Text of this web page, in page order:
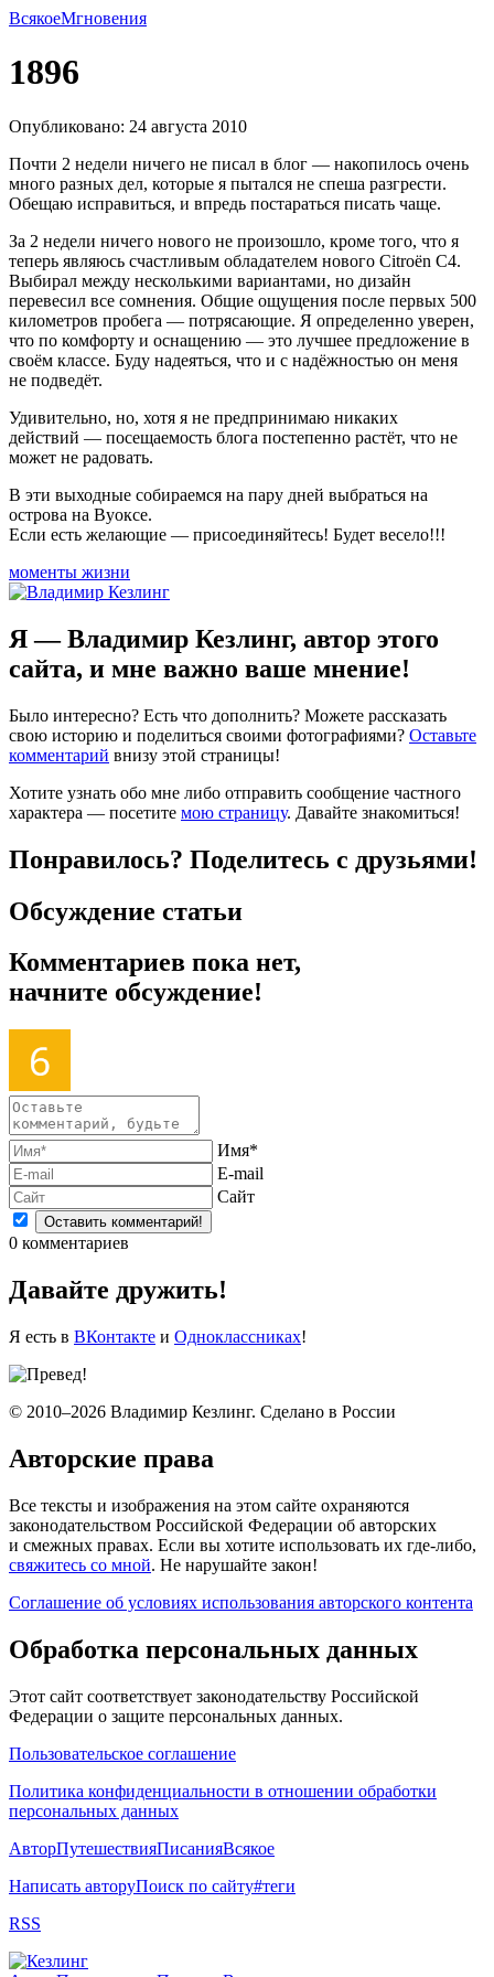
ВсякоеМгновения
1896
Опубликовано: 24 августа 2010
Почти 2 недели ничего не писал в блог — накопилось очень
много разных дел, которые я пытался не спеша разгрести.
Обещаю исправиться, и впредь постараться писать чаще.
За 2 недели ничего нового не произошло, кроме того, что я
теперь являюсь счастливым обладателем нового Citroёn C4.
Выбирал между несколькими вариантами, но дизайн
перевесил все сомнения. Общие ощущения после первых 500
километров пробега — потрясающие. Я определенно уверен,
что по комфорту и оснащению — это лучшее предложение в
своём классе. Буду надеяться, что и с надёжностью он меня
не подведёт.
Удивительно, но, хотя я не предпринимаю никаких
действий — посещаемость блога постепенно растёт, что не
может не радовать.
В эти выходные собираемся на пару дней выбраться на
острова на Вуоксе.
Если есть желающие — присоединяйтесь! Будет весело!!!
моменты жизни
Я — Владимир Кезлинг, автор этого
сайта, и мне важно ваше мнение!
Было интересно? Есть что дополнить? Можете рассказать
свою историю и поделиться своими фотографиями? Оставьте
комментарий внизу этой страницы!
Хотите узнать обо мне либо отправить сообщение частного
характера — посетите мою страницу. Давайте знакомиться!
Понравилось? Поделитесь с друзьями!
Обсуждение статьи
Комментариев пока нет,
начните обсуждение!
Имя*
E-mail
Сайт
0 комментариев
Давайте дружить!
Я есть в ВКонтакте и Одноклассниках!
© 2010–2026 Владимир Кезлинг. Сделано в России
Авторские права
Все тексты и изображения на этом сайте охраняются
законодательством Российской Федерации об авторских
и смежных правах. Если вы хотите использовать их где-либо,
свяжитесь со мной. Не нарушайте закон!
Соглашение об условиях использования авторского контента
Обработка персональных данных
Этот сайт соответствует законодательству Российской
Федерации о защите персональных данных.
Пользовательское соглашение
Политика конфиденциальности в отношении обработки
персональных данных
АвторПутешествияПисанияВсякое
Написать авторуПоиск по сайту#теги
RSS